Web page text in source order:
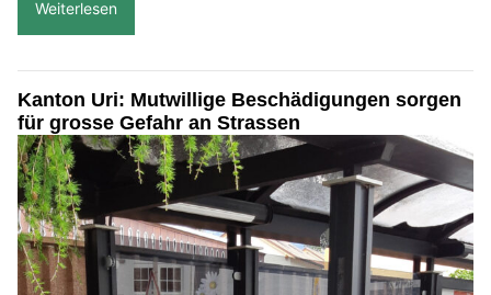
Weiterlesen
Kanton Uri: Mutwillige Beschädigungen sorgen
für grosse Gefahr an Strassen